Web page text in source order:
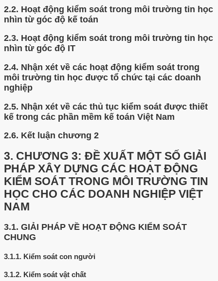
2.2. Hoạt động kiểm soát trong môi trường tin học
nhìn từ góc độ kế toán
2.3. Hoạt động kiểm soát trong môi trường tin học
nhìn từ góc độ IT
2.4. Nhận xét về các hoạt động kiểm soát trong
môi trường tin học được tổ chức tại các doanh
nghiệp
2.5. Nhận xét về các thủ tục kiểm soát được thiết
kế trong các phần mềm kế toán Việt Nam
2.6. Kết luận chương 2
3. CHƯƠNG 3: ĐỀ XUẤT MỘT SỐ GIẢI
PHÁP XÂY DỰNG CÁC HOẠT ĐỘNG
KIỂM SOÁT TRONG MÔI TRƯỜNG TIN
HỌC CHO CÁC DOANH NGHIỆP VIỆT
NAM
3.1. GIẢI PHÁP VỀ HOẠT ĐỘNG KIỂM SOÁT
CHUNG
3.1.1. Kiểm soát con người
3.1.2. Kiểm soát vật chất